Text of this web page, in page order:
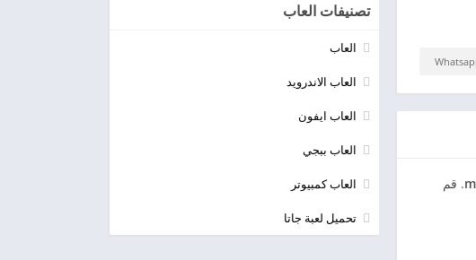
. قم
تصنيفات العاب
العاب
العاب الاندرويد
العاب ايفون
العاب ببجي
العاب كمبيوتر
تحميل لعبة جاتا